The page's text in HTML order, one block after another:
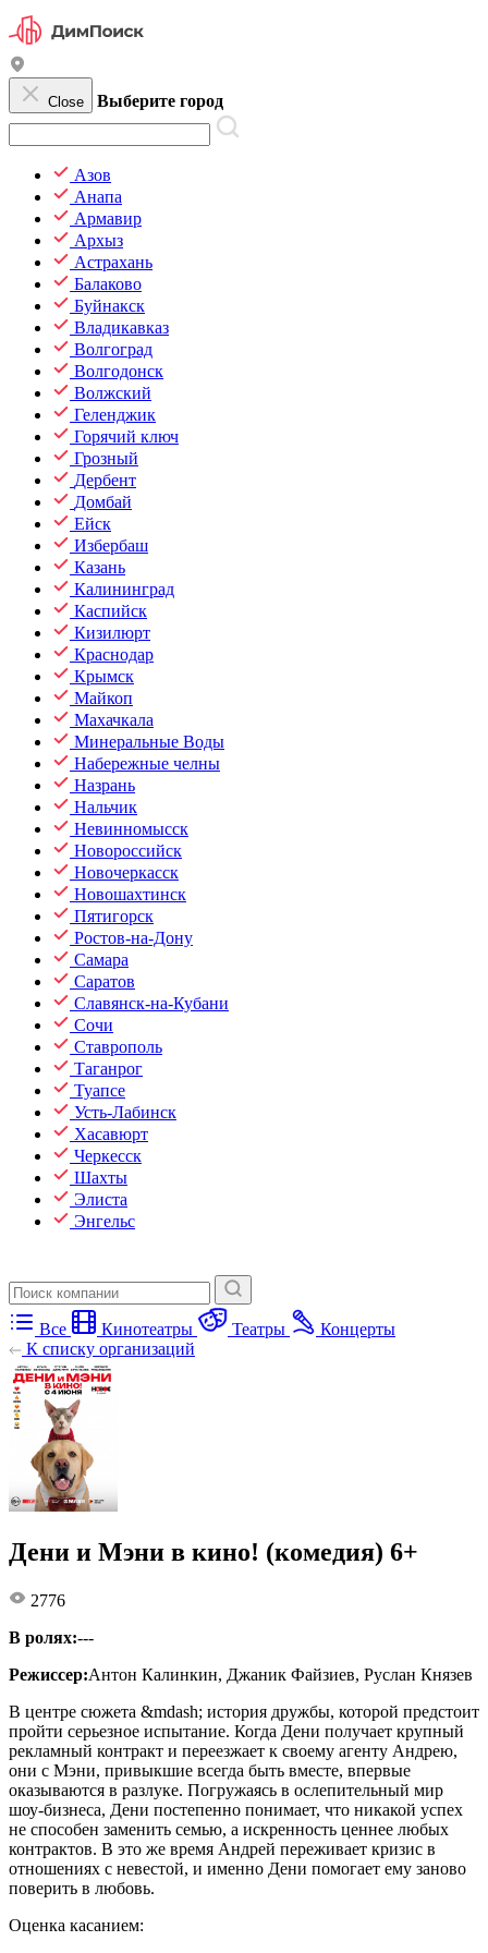
Close Выберите город
Азов
Анапа
Армавир
Архыз
Астрахань
Балаково
Буйнакск
Владикавказ
Волгоград
Волгодонск
Волжский
Геленджик
Горячий ключ
Грозный
Дербент
Домбай
Ейск
Избербаш
Казань
Калининград
Каспийск
Кизилюрт
Краснодар
Крымск
Майкоп
Махачкала
Минеральные Воды
Набережные челны
Назрань
Нальчик
Невинномысск
Новороссийск
Новочеркасск
Новошахтинск
Пятигорск
Ростов-на-Дону
Самара
Саратов
Славянск-на-Кубани
Сочи
Ставрополь
Таганрог
Туапсе
Усть-Лабинск
Хасавюрт
Черкесск
Шахты
Элиста
Энгельс
Все Кинотеатры Театры
Концерты
К списку организаций
Дени и Мэни в кино! (комедия) 6+
2776
В ролях:---
Режиссер:Антон Калинкин, Джаник Файзиев, Руслан Князев
В центре сюжета &mdash; история дружбы, которой предстоит
пройти серьезное испытание. Когда Дени получает крупный
рекламный контракт и переезжает к своему агенту Андрею,
они с Мэни, привыкшие всегда быть вместе, впервые
оказываются в разлуке. Погружаясь в ослепительный мир
шоу-бизнеса, Дени постепенно понимает, что никакой успех
не способен заменить семью, а искренность ценнее любых
контрактов. В это же время Андрей переживает кризис в
отношениях с невестой, и именно Дени помогает ему заново
поверить в любовь.
Оценка касанием: